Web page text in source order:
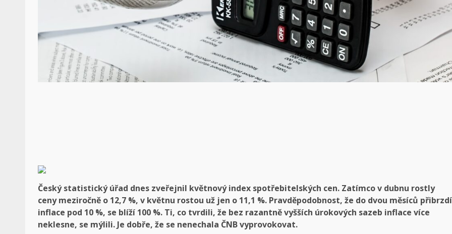
Český statistický úřad dnes zveřejnil květnový index spotřebitelských cen. Zatímco v dubnu rostly
ceny meziročně o 12,7 %, v květnu rostou už jen o 11,1 %. Pravděpodobnost, že do dvou měsíců přibrzdí
inflace pod 10 %, se blíží 100 %. Ti, co tvrdili, že bez razantně vyšších úrokových sazeb inflace více
neklesne, se mýlili. Je dobře, že se nenechala ČNB vyprovokovat.